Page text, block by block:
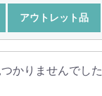
アウトレット品
かりませんでした